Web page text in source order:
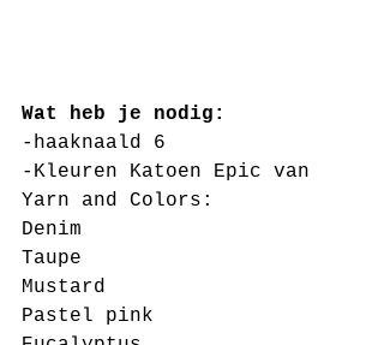
Wat heb je nodig:
-haaknaald 6
-Kleuren Katoen Epic van
Yarn and Colors:
Denim
Taupe
Mustard
Pastel pink